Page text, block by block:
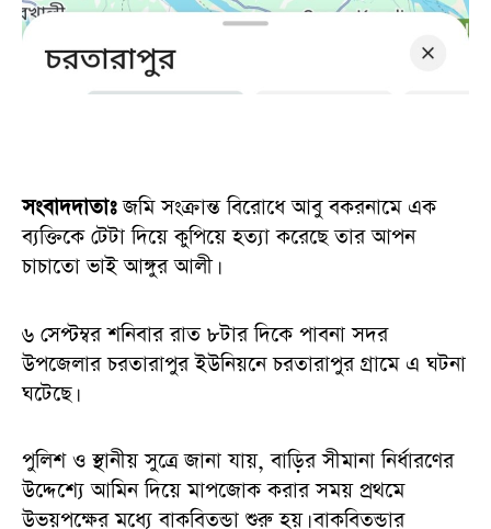
সংবাদদাতাঃজমি সংক্রান্ত বিরোধে আবু বকরনামে এক
ব্যক্তিকে টেটা দিয়ে কুপিয়ে হত্যা করেছে তার আপন
চাচাতো ভাই আঙ্গুর আলী।
৬ সেপ্টম্বর শনিবার রাত ৮টার দিকে পাবনা সদর
উপজেলার চরতারাপুর ইউনিয়নে চরতারাপুর গ্রামে এ ঘটনা
ঘটেছে।
পুলিশ ও স্থানীয় সুত্রে জানা যায়, বাড়ির সীমানা নির্ধারণের
উদ্দেশ্যে আমিন দিয়ে মাপজোক করার সময় প্রথমে
উভয়পক্ষের মধ্যে বাকবিতন্ডা শুরু হয়। বাকবিতন্ডার